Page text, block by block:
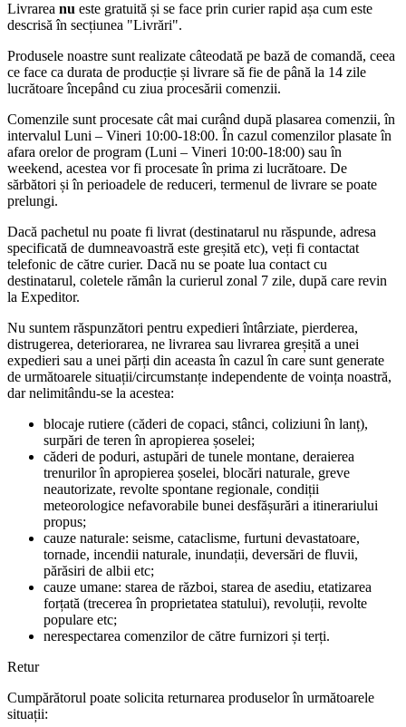
Livrarea nu este gratuită și se face prin curier rapid așa cum este
descrisă în secțiunea "Livrări".
Produsele noastre sunt realizate câteodată pe bază de comandă, ceea
ce face ca durata de producție și livrare să fie de până la 14 zile
lucrătoare începând cu ziua procesării comenzii.
Comenzile sunt procesate cât mai curând după plasarea comenzii, în
intervalul Luni – Vineri 10:00-18:00. În cazul comenzilor plasate în
afara orelor de program (Luni – Vineri 10:00-18:00) sau în
weekend, acestea vor fi procesate în prima zi lucrătoare. De
sărbători și în perioadele de reduceri, termenul de livrare se poate
prelungi.
Dacă pachetul nu poate fi livrat (destinatarul nu răspunde, adresa
specificată de dumneavoastră este greșită etc), veți fi contactat
telefonic de către curier. Dacă nu se poate lua contact cu
destinatarul, coletele rămân la curierul zonal 7 zile, după care revin
la Expeditor.
Nu suntem răspunzători pentru expedieri întârziate, pierderea,
distrugerea, deteriorarea, ne livrarea sau livrarea greșită a unei
expedieri sau a unei părți din aceasta în cazul în care sunt generate
de următoarele situații/circumstanțe independente de voința noastră,
dar nelimitându-se la acestea:
blocaje rutiere (căderi de copaci, stânci, coliziuni în lanț),
surpări de teren în apropierea șoselei;
căderi de poduri, astupări de tunele montane, deraierea
trenurilor în apropierea șoselei, blocări naturale, greve
neautorizate, revolte spontane regionale, condiții
meteorologice nefavorabile bunei desfășurări a itinerariului
propus;
cauze naturale: seisme, cataclisme, furtuni devastatoare,
tornade, incendii naturale, inundații, deversări de fluvii,
părăsiri de albii etc;
cauze umane: starea de război, starea de asediu, etatizarea
forțată (trecerea în proprietatea statului), revoluții, revolte
populare etc;
nerespectarea comenzilor de către furnizori și terți.
Retur
Cumpărătorul poate solicita returnarea produselor în următoarele
situații: